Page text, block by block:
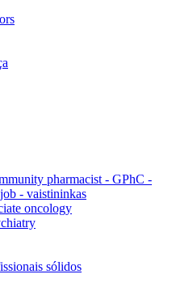
pharmacist - GPhC -
- vaistininkas
oncology
sólidos